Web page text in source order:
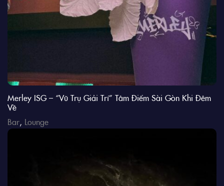
Merley ISG – “Vũ Trụ Giải Trí” Tâm Điểm Sài Gòn Khi Đêm
Về
Bar, Lounge